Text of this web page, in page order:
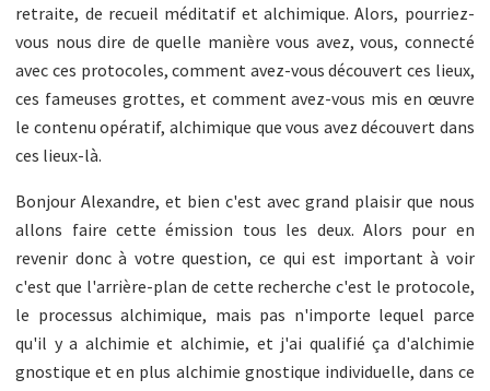
retraite, de recueil méditatif et alchimique. Alors, pourriez-
vous nous dire de quelle manière vous avez, vous, connecté
avec ces protocoles, comment avez-vous découvert ces lieux,
ces fameuses grottes, et comment avez-vous mis en œuvre
le contenu opératif, alchimique que vous avez découvert dans
ces lieux-là.
Bonjour Alexandre, et bien c'est avec grand plaisir que nous
allons faire cette émission tous les deux. Alors pour en
revenir donc à votre question, ce qui est important à voir
c'est que l'arrière-plan de cette recherche c'est le protocole,
le processus alchimique, mais pas n'importe lequel parce
qu'il y a alchimie et alchimie, et j'ai qualifié ça d'alchimie
gnostique et en plus alchimie gnostique individuelle, dans ce